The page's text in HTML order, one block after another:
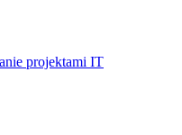
projektami IT